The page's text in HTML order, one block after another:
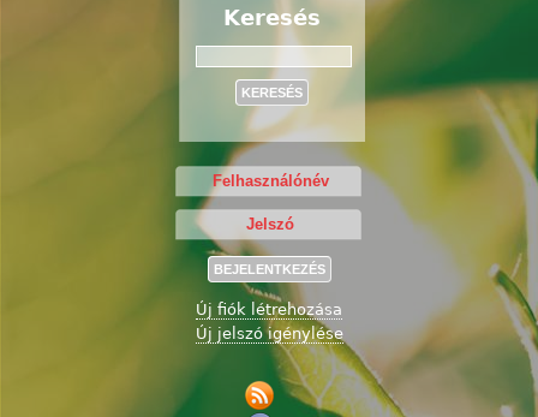
Keresés
Új fiók létrehozása
Új jelszó igénylése